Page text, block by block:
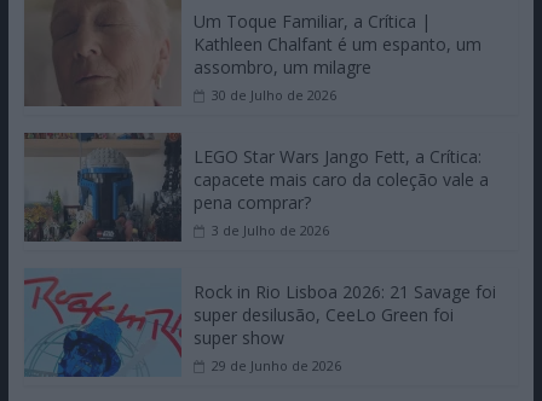
Um Toque Familiar, a Crítica |
Kathleen Chalfant é um espanto, um
assombro, um milagre
30 de Julho de 2026
LEGO Star Wars Jango Fett, a Crítica:
capacete mais caro da coleção vale a
pena comprar?
3 de Julho de 2026
Rock in Rio Lisboa 2026: 21 Savage foi
super desilusão, CeeLo Green foi
super show
29 de Junho de 2026